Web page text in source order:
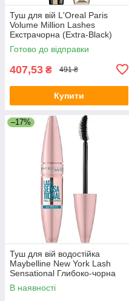
Туш для вій L'Oreal Paris
Volume Million Lashes
Екстрачорна (Extra-Black)
10.7 мл
Готово до відправки
407,53 ₴ 491 ₴
Купити
–17%
Туш для вій водостійка
Maybelline New York Lash
Sensational Глибоко-чорна
(Very Black) 9.4 мл
В наявності